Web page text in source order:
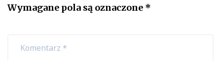
Wymagane pola są oznaczone *